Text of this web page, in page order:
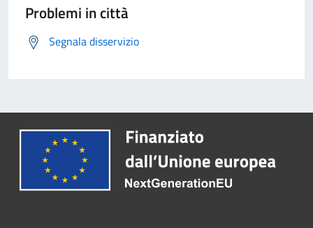
Problemi in città
Segnala disservizio